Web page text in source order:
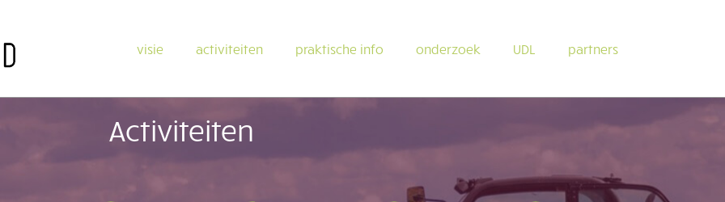
Main
visie activiteiten praktische info onderzoek UDL partners
Activiteiten